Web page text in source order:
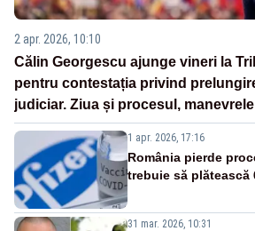
2 apr. 2026, 10:10
Călin Georgescu ajunge vineri la
pentru contestația privind
judiciar. Ziua și procesul,
Sistemului
1 apr. 2026, 17:16
România pierde
trebuie să plătească
31 mar. 2026, 10:31